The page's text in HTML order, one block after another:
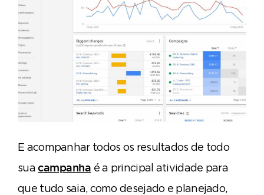
E acompanhar todos os resultados de todo
suacampanha é a principal atividade para
que tudo saia, como desejado e planejado,